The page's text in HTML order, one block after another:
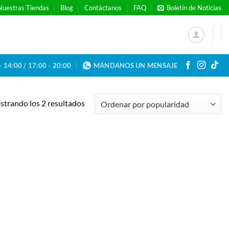
Tiendas Blog Contáctanos FAQ Boletín de Noticias
14:00 / 17:00 - 20:00 MÁNDANOS UN MENSAJE
los 2 resultadosOrdenado
por